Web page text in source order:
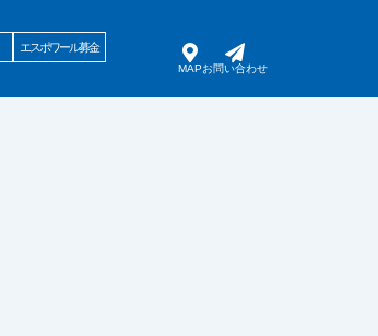
MAPお問い合わせ
エスポワール募金